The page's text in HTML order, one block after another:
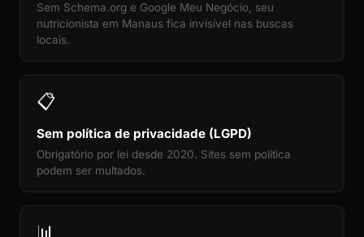
Sem Schema.org e Google Meu Negócio, seu
nutricionista em Manaus fica invisível nas buscas
locais.
📋
Sem política de privacidade (LGPD)
Obrigatório por lei desde 2020. Sites sem política
podem ser multados.
📊